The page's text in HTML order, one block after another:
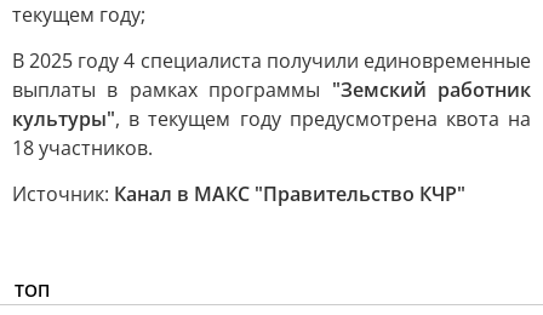
текущем году;
В 2025 году 4 специалиста получили единовременные
выплаты в рамках программы "Земский работник
культуры", в текущем году предусмотрена квота на
18 участников.
Источник: Канал в МАКС "Правительство КЧР"
ТОП